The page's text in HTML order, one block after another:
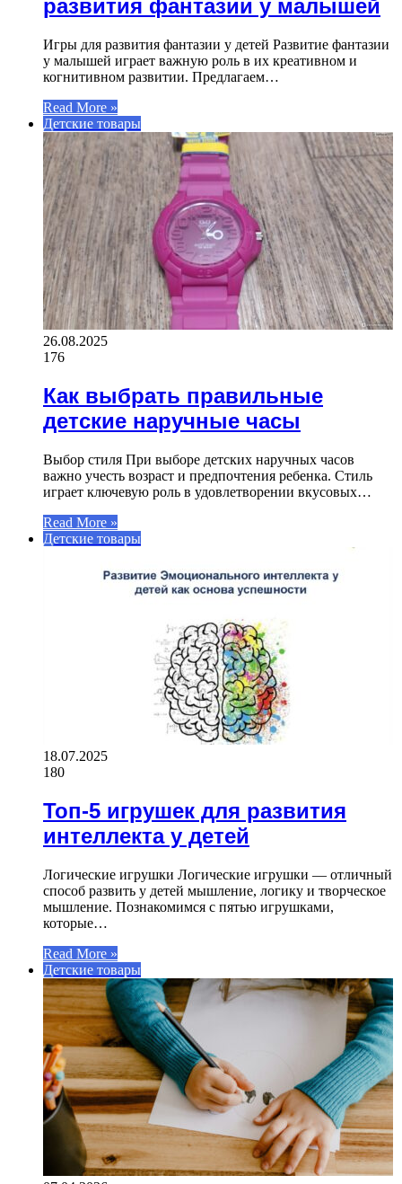
развития фантазии у малышей
Игры для развития фантазии у детей Развитие фантазии
у малышей играет важную роль в их креативном и
когнитивном развитии. Предлагаем…
Read More »
Детские товары
26.08.2025
176
Как выбрать правильные
детские наручные часы
Выбор стиля При выборе детских наручных часов
важно учесть возраст и предпочтения ребенка. Стиль
играет ключевую роль в удовлетворении вкусовых…
Read More »
Детские товары
18.07.2025
180
Топ-5 игрушек для развития
интеллекта у детей
Логические игрушки Логические игрушки — отличный
способ развить у детей мышление, логику и творческое
мышление. Познакомимся с пятью игрушками,
которые…
Read More »
Детские товары